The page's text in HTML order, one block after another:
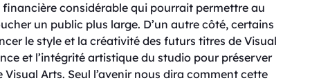
financière considérable qui pourrait permettre au
un public plus large. D’un autre côté, certains
le style et la créativité des futurs titres de Visual
et l’intégrité artistique du studio pour préserver
Arts. Seul l’avenir nous dira comment cette